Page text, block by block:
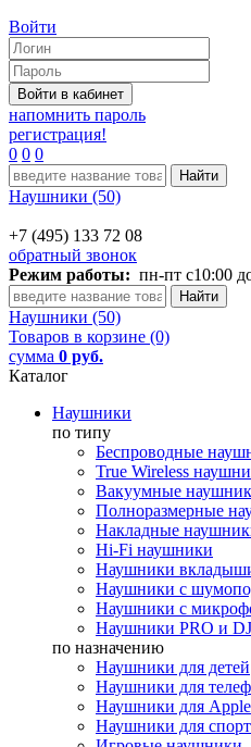
Войти
напомнить пароль
регистрация!
0 0 0
Наушники (50)
+7 (495) 133 72 08
обратный звонок
Режим работы: пн-пт с10:00
Наушники (50)
Товаров в корзине (0)
сумма 0 руб.
Каталог
Наушники
по типу
Беспроводные
True Wireless
Вакуумные
Полноразмерные
Накладные
Hi-Fi наушники
Наушники
Наушники с
Наушники с
Наушники PRO и DJ
по назначению
Наушники для детей
Наушники для
Наушники для Apple
Наушники для